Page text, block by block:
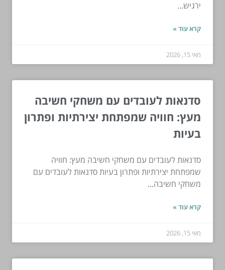
ירגיש...
קרא עוד »
מאי 15, 2026
סדנאות לעובדים עם משחקי חשיבה
מעץ: חוויה שמפתחת יצירתיות ופתרון
בעיות
סדנאות לעובדים עם משחקי חשיבה מעץ: חוויה
שמפתחת יצירתיות ופתרון בעיות סדנאות לעובדים עם
משחקי חשיבה...
קרא עוד »
מאי 15, 2026